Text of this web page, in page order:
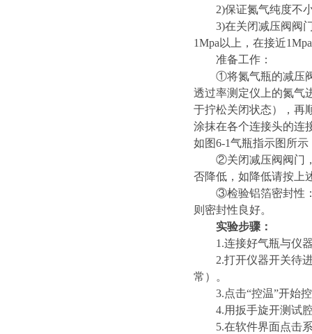
2)保证氮气纯度不
3)在关闭减压阀阀
1Mpa以上，在接近
准备工作 ：
①将氮气瓶的减压
透过率测定仪上的氮气
于拧松关闭状态），再
涂抹在各个连接头的连
如图6-1气瓶指示图所示
②关闭减压阀阀门
否降低，如降低请按上
③检验铝箔密封性
则密封性良好。
实验步骤：
1.连接好气瓶与仪
2.打开仪器开关待
常）。
3.点击“控温”开始
4.用扳手旋开测试
5.在软件界面点击